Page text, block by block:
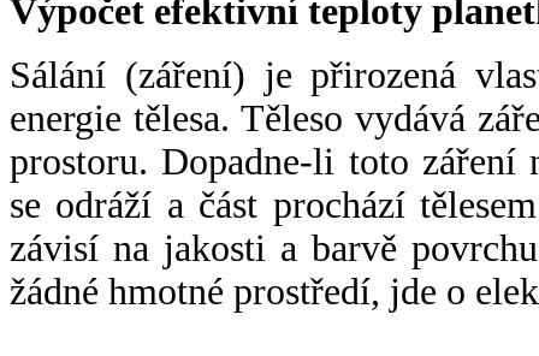
Výpočet efektivní teploty
Sálání (záření) je přirozená
energie tělesa. Těleso vydává
prostoru. Dopadne-li toto záření
se odráží a část prochází
závisí na jakosti a barvě
žádné hmotné prostředí, jde o